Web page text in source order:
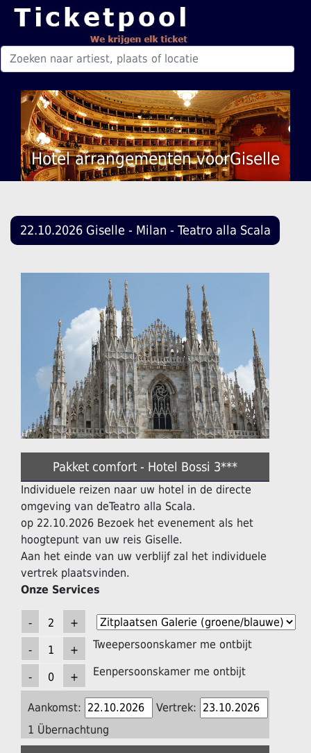
Hotel arrangementen voorGiselle
22.10.2026 Giselle - Milan - Teatro alla Scala
Pakket comfort - Hotel Bossi 3***
Individuele reizen naar uw hotel in de directe
omgeving van deTeatro alla Scala.
op 22.10.2026 Bezoek het evenement als het
hoogtepunt van uw reis Giselle.
Aan het einde van uw verblijf zal het individuele
vertrek plaatsvinden.
Onze Services
Tweepersoonskamer me ontbijt
Eenpersoonskamer me ontbijt
Aankomst:
Vertrek:
1 Übernachtung